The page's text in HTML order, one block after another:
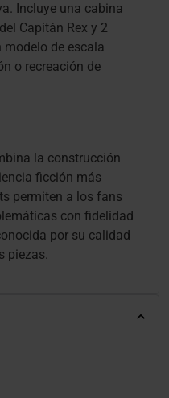
Incluye una cabina
Capitán Rex y 2
modelo de escala
o recreación de
la construcción
ficción más
permiten a los fans
con fidelidad
por su calidad
piezas.